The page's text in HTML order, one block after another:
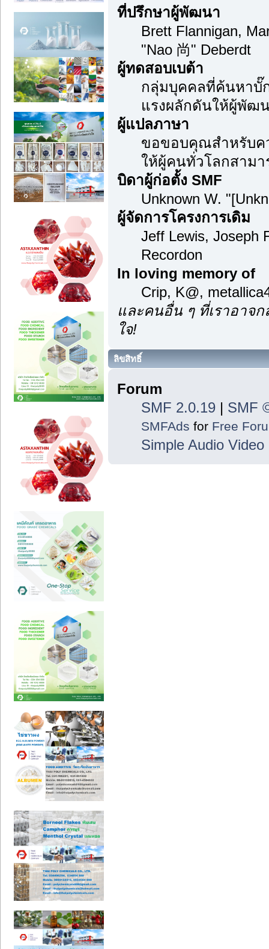
ที่ปรึกษาผู้พัฒนา
Brett Flannigan,
"Nao 尚" Deberdt
ผู้ทดสอบเบต้า
กลุ่มบุคคลที่ค้นหาบั๊
แรงผลักดันให้ผู้พัฒ
ผู้แปลภาษา
ขอขอบคุณสำหรับ
ให้ผู้คนทั่วโลกสามา
บิดาผู้ก่อตั้ง SMF
Unknown W.
ผู้จัดการโครงการเดิม
Jeff Lewis, Joseph
Recordon
In loving memory of
Crip, K@,
และคนอื่น ๆ ที่เราอาจ
ใจ!
ลิขสิทธิ์
Forum
SMF 2.0.19| SMF
SMFAds for Free
Simple Audio